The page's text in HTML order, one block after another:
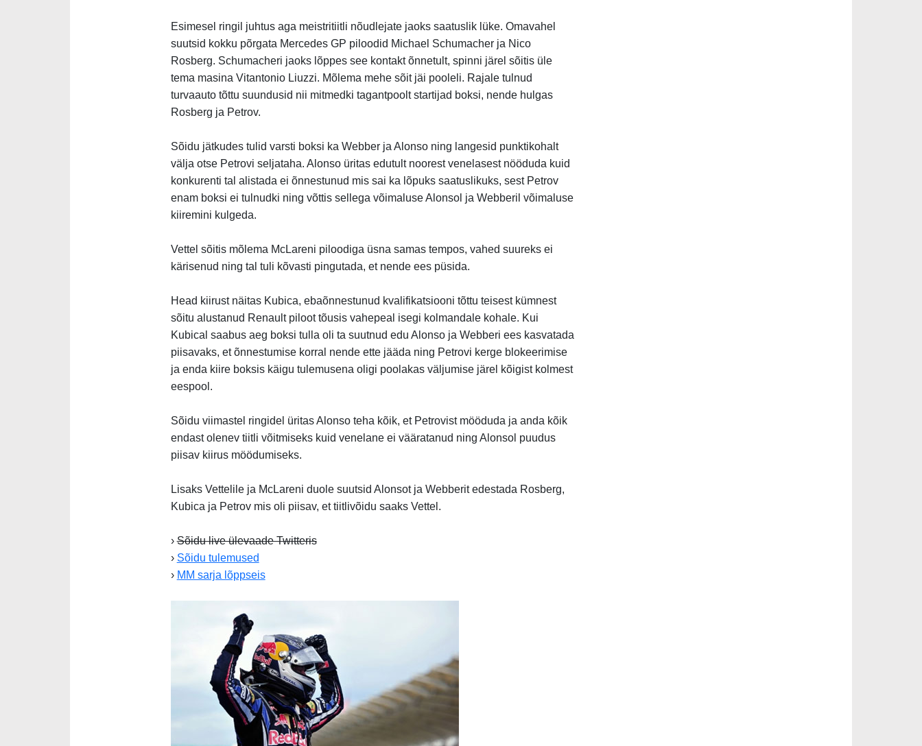
Esimesel ringil juhtus aga meistritiitli nõudlejate jaoks saatuslik lüke. Omavahel
suutsid kokku põrgata Mercedes GP piloodid Michael Schumacher ja Nico
Rosberg. Schumacheri jaoks lõppes see kontakt õnnetult, spinni järel sõitis üle
tema masina Vitantonio Liuzzi. Mõlema mehe sõit jäi pooleli. Rajale tulnud
turvaauto tõttu suundusid nii mitmedki tagantpoolt startijad boksi, nende hulgas
Rosberg ja Petrov.
Sõidu jätkudes tulid varsti boksi ka Webber ja Alonso ning langesid punktikohalt
välja otse Petrovi seljataha. Alonso üritas edutult noorest venelasest nööduda kuid
konkurenti tal alistada ei õnnestunud mis sai ka lõpuks saatuslikuks, sest Petrov
enam boksi ei tulnudki ning võttis sellega võimaluse Alonsol ja Webberil võimaluse
kiiremini kulgeda.
Vettel sõitis mõlema McLareni piloodiga üsna samas tempos, vahed suureks ei
kärisenud ning tal tuli kõvasti pingutada, et nende ees püsida.
Head kiirust näitas Kubica, ebaõnnestunud kvalifikatsiooni tõttu teisest kümnest
sõitu alustanud Renault piloot tõusis vahepeal isegi kolmandale kohale. Kui
Kubical saabus aeg boksi tulla oli ta suutnud edu Alonso ja Webberi ees kasvatada
piisavaks, et õnnestumise korral nende ette jääda ning Petrovi kerge blokeerimise
ja enda kiire boksis käigu tulemusena oligi poolakas väljumise järel kõigist kolmest
eespool.
Sõidu viimastel ringidel üritas Alonso teha kõik, et Petrovist mööduda ja anda kõik
endast olenev tiitli võitmiseks kuid venelane ei vääratanud ning Alonsol puudus
piisav kiirus möödumiseks.
Lisaks Vettelile ja McLareni duole suutsid Alonsot ja Webberit edestada Rosberg,
Kubica ja Petrov mis oli piisav, et tiitlivõidu saaks Vettel.
›Sõidu live ülevaade Twitteris
› Sõidu tulemused
› MM sarja lõppseis